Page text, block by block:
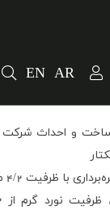
AR
EN
مسیر ماندگار
فروش و مشتریان
و توسعه برند
و احداث شرکت
با ظرفیت 4/2 میلیون تن